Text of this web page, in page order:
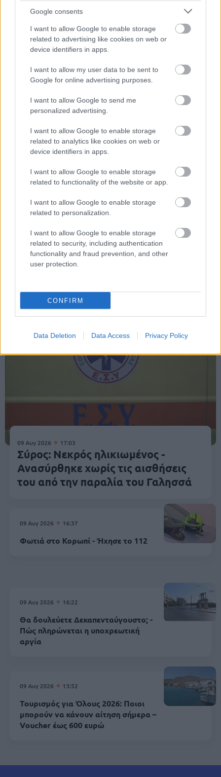
Google consents
I want to allow Google to enable storage
related to advertising like cookies on web or
device identifiers in apps.
I want to allow my user data to be sent to
Google for online advertising purposes.
I want to allow Google to send me
personalized advertising.
I want to allow Google to enable storage
related to analytics like cookies on web or
device identifiers in apps.
I want to allow Google to enable storage
related to functionality of the website or app.
I want to allow Google to enable storage
related to personalization.
I want to allow Google to enable storage
related to security, including authentication
functionality and fraud prevention, and other
user protection.
CONFIRM
Data Deletion Data Access Privacy Policy
Προσλήψεις σε σχολεία: 1.116 θέσεις
εργασίας με απολυτήριο γυμνασίου
Τουρισμός για Όλους 2026: Ποιοι
μπορούν να κάνουν αίτηση σήμερα –
Φωτιά Διόδια
Κοινωνία
09 Αυγ 2026 17:03
Σύρος: Νεκρός ηλικιωμένος -
Ανασύρθηκε χωρίς τις αισθήσεις
του από την παραλία του Γαλησσά
09 Αυγ 2026 16:37
Φωτιά στο Κορωπί - Ήχησε το 112
09 Αυγ 2026 16:22
Θα δουλεύετε Δεκαπενταύγουστο; -
Πώς πληρώνεται η υποχρεωτική
αργία
09 Αυγ 2026 13:52
Τουρισμός για Όλους 2026: Ποιοι
μπορούν να κάνουν αίτηση σήμερα –
Voucher έως 600 ευρώ